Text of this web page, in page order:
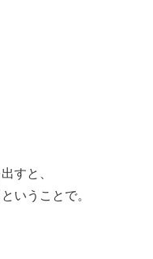
すと、
いうことで。